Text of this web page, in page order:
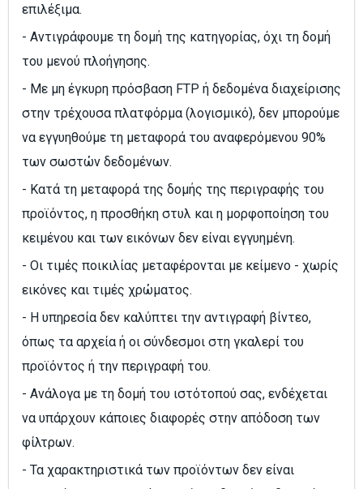
επιλέξιμα.
- Αντιγράφουμε τη δομή της κατηγορίας, όχι τη δομή
του μενού πλοήγησης.
- Με μη έγκυρη πρόσβαση FTP ή δεδομένα διαχείρισης
στην τρέχουσα πλατφόρμα (λογισμικό), δεν μπορούμε
να εγγυηθούμε τη μεταφορά του αναφερόμενου 90%
των σωστών δεδομένων.
- Κατά τη μεταφορά της δομής της περιγραφής του
προϊόντος, η προσθήκη στυλ και η μορφοποίηση του
κειμένου και των εικόνων δεν είναι εγγυημένη.
- Οι τιμές ποικιλίας μεταφέρονται με κείμενο - χωρίς
εικόνες και τιμές χρώματος.
- Η υπηρεσία δεν καλύπτει την αντιγραφή βίντεο,
όπως τα αρχεία ή οι σύνδεσμοι στη γκαλερί του
προϊόντος ή την περιγραφή του.
- Ανάλογα με τη δομή του ιστότοπού σας, ενδέχεται
να υπάρχουν κάποιες διαφορές στην απόδοση των
φίλτρων.
- Τα χαρακτηριστικά των προϊόντων δεν είναι